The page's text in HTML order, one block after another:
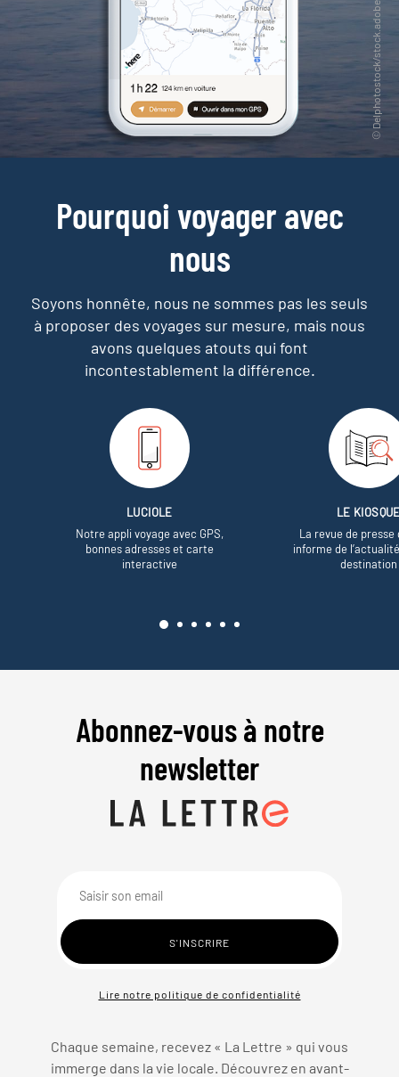
Pourquoi voyager avec
nous
Soyons honnête, nous ne sommes pas les seuls
à proposer des voyages sur mesure, mais nous
avons quelques atouts qui font
incontestablement la différence.
LUCIOLE
Notre appli voyage avec GPS,
bonnes adresses et carte
interactive
LE
La revue de presse
informe de
destination
Abonnez-vous à notre
newsletter
Lire notre politique de confidentialité
Chaque semaine, recevez « La Lettre » qui vous
immerge dans la vie locale. Découvrez en avant-